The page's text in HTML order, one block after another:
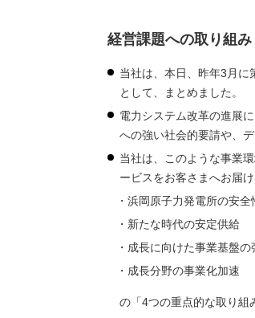
経営課題への取り組み
当社は、本日、昨年3月に
として、まとめました。
電力システム改革の進展
への強い社会的要請や、
当社は、このような事業
ービスをお客さまへお届け
浜岡原子力発電所の安全
新たな時代の安定供給
成長に向けた事業基盤
成長分野の事業化加速
の「4つの重点的な取り組